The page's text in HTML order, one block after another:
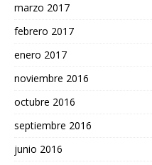
marzo 2017
febrero 2017
enero 2017
noviembre 2016
octubre 2016
septiembre 2016
junio 2016